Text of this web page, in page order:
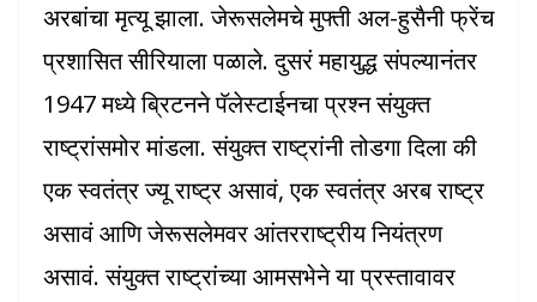
अरबांचा मृत्यू झाला. जेरूसलेमचे मुफ्ती अल-हुसैनी फ्रेंच
प्रशासित सीरियाला पळाले. दुसरं महायुद्ध संपल्यानंतर
1947 मध्ये ब्रिटनने पॅलेस्टाईनचा प्रश्न संयुक्त
राष्ट्रांसमोर मांडला. संयुक्त राष्ट्रांनी तोडगा दिला की
एक स्वतंत्र ज्यू राष्ट्र असावं, एक स्वतंत्र अरब राष्ट्र
असावं आणि जेरूसलेमवर आंतरराष्ट्रीय नियंत्रण
असावं. संयुक्त राष्ट्रांच्या आमसभेने या प्रस्तावावर